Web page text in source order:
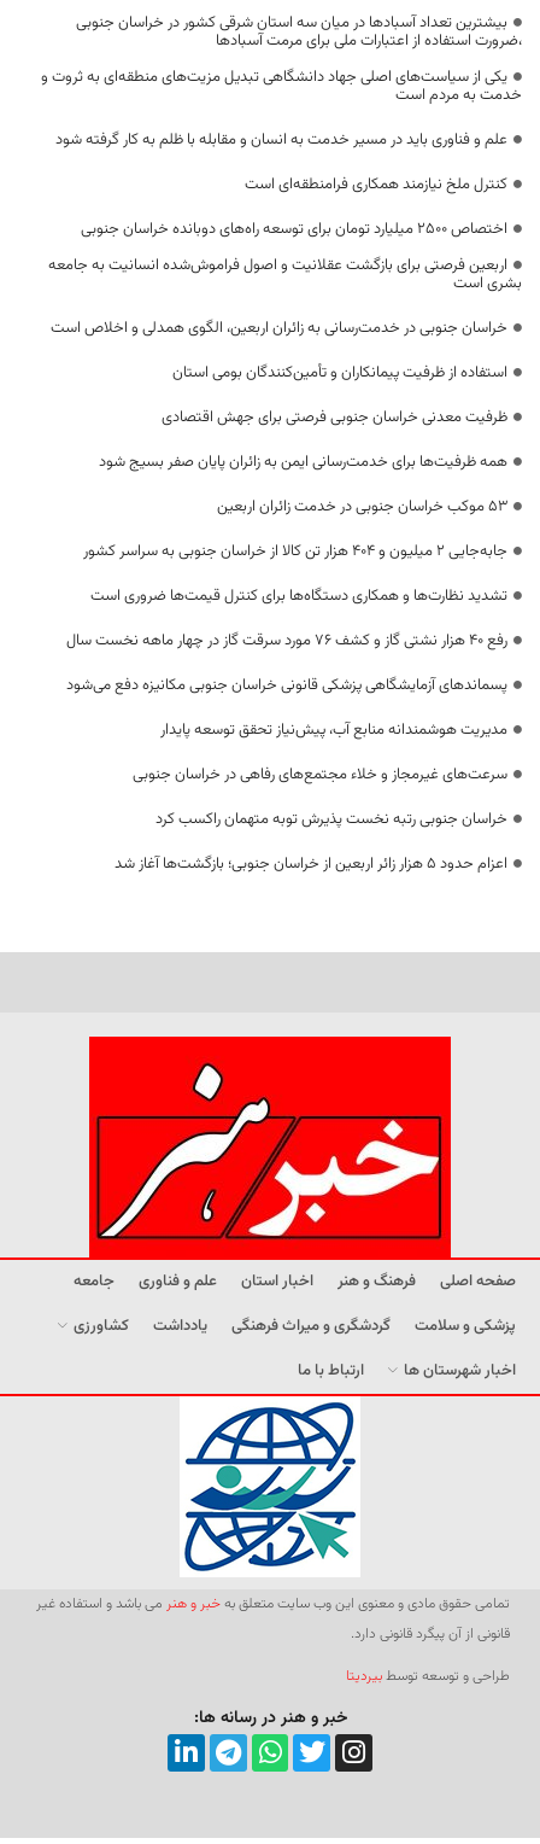
بیشترین تعداد آسبادها در میان سه استان شرقی کشور در خراسان جنوبی
،ضرورت استفاده از اعتبارات ملی برای مرمت آسبادها
یکی از سیاست‌های اصلی جهاد دانشگاهی تبدیل مزیت‌های منطقه‌ای به ثروت و
خدمت به مردم است
علم و فناوری باید در مسیر خدمت به انسان و مقابله با ظلم به کار گرفته شود
کنترل ملخ نیازمند همکاری فرامنطقه‌ای است
اختصاص 2500 میلیارد تومان برای توسعه راه‌های دوبانده خراسان جنوبی
اربعین فرصتی برای بازگشت عقلانیت و اصول فراموش‌شده انسانیت به جامعه
بشری است
خراسان جنوبی در خدمت‌رسانی به زائران اربعین، الگوی همدلی و اخلاص است
استفاده از ظرفیت پیمانکاران و تأمین‌کنندگان بومی استان
ظرفیت معدنی خراسان جنوبی فرصتی برای جهش اقتصادی
همه ظرفیت‌ها برای خدمت‌رسانی ایمن به زائران پایان صفر بسیج شود
53 موکب خراسان جنوبی در خدمت زائران اربعین
جابه‌جایی 2 میلیون و 404 هزار تن کالا از خراسان جنوبی به سراسر کشور
تشدید نظارت‌ها و همکاری دستگاه‌ها برای کنترل قیمت‌ها ضروری است
رفع 40 هزار نشتی گاز و کشف 76 مورد سرقت گاز در چهار ماهه نخست سال
پسماندهای آزمایشگاهی پزشکی قانونی خراسان جنوبی مکانیزه دفع می‌شود
مدیریت هوشمندانه منابع آب، پیش‌نیاز تحقق توسعه پایدار
سرعت‌های غیرمجاز و خلاء مجتمع‌های رفاهی در خراسان جنوبی
خراسان جنوبی رتبه نخست پذیرش توبه متهمان راکسب کرد
اعزام حدود 5 هزار زائر اربعین از خراسان جنوبی؛ بازگشت‌ها آغاز شد
صفحه اصلی فرهنگ و هنر اخبار استان علم و فناوری
جامعه
پزشکی و سلامت
گردشگری و میراث فرهنگی یادداشت
کشاورزی
اخبار شهرستان ها
ارتباط با ما
تمامی حقوق مادی و معنوی این وب سایت متعلق بهخبر و هنر می باشد و استفاده غیر
قانونی از آن پیگرد قانونی دارد.
طراحی و توسعه توسطبیردیتا
خبر و هنر در رسانه ها: